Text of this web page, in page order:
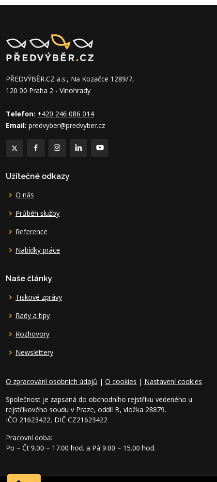
PŘEDVÝBĚR.CZ a.s., Na Kozačce 1289/7,
120 00 Praha 2 - Vinohrady
Telefon: +420 246 086 014
Email: predvyber@predvyber.cz
Užitečné odkazy
O nás
Průběh služby
Reference
Nabídky práce
Naše články
Tiskové zprávy
Rady a tipy
Rozhovory
Newslettery
O zpracování osobních údajů | O cookies | Nastavení cookies
Společnost je zapsaná do obchodního rejstříku vedeného u
rejstříkového soudu v Praze, oddíl B, vložka 28879.
IČO 21623422, DIČ CZ21623422
Pracovní doba:
Po – Čt 9.00 – 17.00 hod. a Pá 9.00 – 15.00 hod.